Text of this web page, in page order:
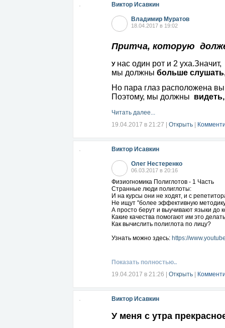
Виктор Исавкин
Владимир Муратов
18.04.2017 в 19:02
Притча, которую
Унас один рот и 2 уха.Значит,
мы должны больше
Но пара глаз расположена
Поэтому, мы должны
Читать далее...
19.04.2017 в 21:27 | Открыть |
Виктор Исавкин
Олег Нестеренко
06.03.2017 в 20:16
Физиогномика Полиглотов - 1 Часть
Странные люди полиглоты:
И на курсы они не ходят, и с
Не ищут "более эффективную
А просто берут и выучивают языки до
Какие качества помогают им это
Как вычислить полиглота по лицу?
Узнать можно здесь: https://
Показать полностью..
19.04.2017 в 21:26 | Открыть |
Виктор Исавкин
У меня с утра